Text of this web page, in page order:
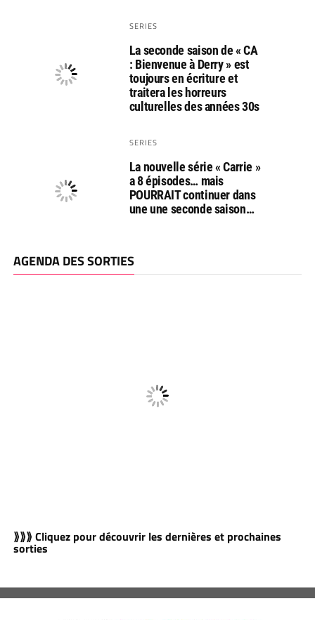
SERIES
La seconde saison de « CA
: Bienvenue à Derry » est
toujours en écriture et
traitera les horreurs
culturelles des années 30s
SERIES
La nouvelle série « Carrie »
a 8 épisodes… mais
POURRAIT continuer dans
une une seconde saison…
AGENDA DES SORTIES
⟫⟫⟫ Cliquez pour découvrir les dernières et prochaines
sorties